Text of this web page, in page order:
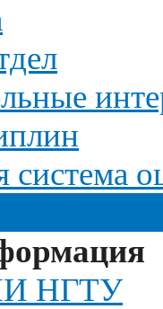
НГТУ